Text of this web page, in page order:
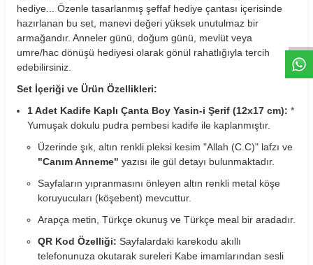
hediye... Özenle tasarlanmış şeffaf hediye çantası içerisinde
hazırlanan bu set, manevi değeri yüksek unutulmaz bir
armağandır. Anneler günü, doğum günü, mevlüt veya
umre/hac dönüşü hediyesi olarak gönül rahatlığıyla tercih
edebilirsiniz.
Set İçeriği ve Ürün Özellikleri:
1 Adet Kadife Kaplı Çanta Boy Yasin-i Şerif (12x17 cm): *
Yumuşak dokulu pudra pembesi kadife ile kaplanmıştır.
Üzerinde şık, altın renkli pleksi kesim "Allah (C.C)" lafzı ve
"Canım Anneme" yazısı ile gül detayı bulunmaktadır.
Sayfaların yıpranmasını önleyen altın renkli metal köşe
koruyucuları (köşebent) mevcuttur.
Arapça metin, Türkçe okunuş ve Türkçe meal bir aradadır.
QR Kod Özelliği: Sayfalardaki karekodu akıllı
telefonunuza okutarak sureleri Kabe imamlarından sesli